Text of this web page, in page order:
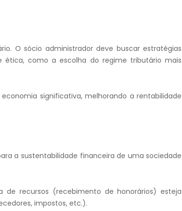
O sócio administrador deve buscar estratégias
como a escolha do regime tributário mais
significativa, melhorando a rentabilidade
a sustentabilidade financeira de uma sociedade
recursos (recebimento de honorários) esteja
impostos, etc.).